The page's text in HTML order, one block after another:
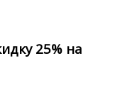
25% на